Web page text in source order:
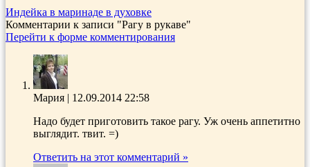
Индейка в маринаде в духовке
Комментарии к записи "Рагу в рукаве"
Перейти к форме комментирования
Мария | 12.09.2014 22:58
Надо будет приготовить такое рагу. Уж очень аппетитно
выглядит. твит. =)
Ответить на этот комментарий »